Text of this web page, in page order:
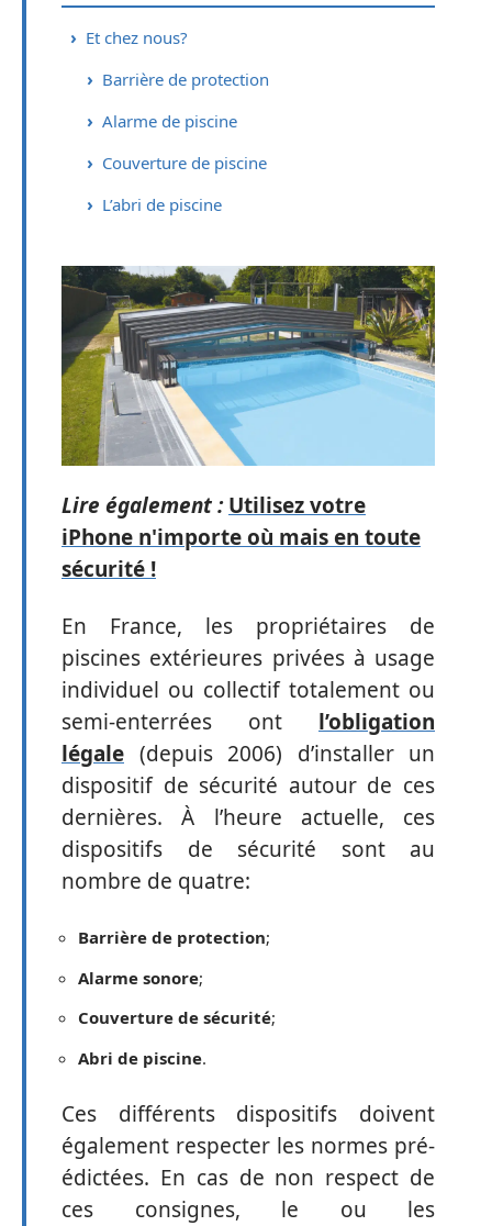
Et chez nous?
Barrière de protection
Alarme de piscine
Couverture de piscine
L’abri de piscine
Lire également : Utilisez votre
iPhone n'importe où mais en toute
sécurité !
En France, les propriétaires de
piscines extérieures privées à usage
individuel ou collectif totalement ou
semi-enterrées ont l’obligation
légale (depuis 2006) d’installer un
dispositif de sécurité autour de ces
dernières. À l’heure actuelle, ces
dispositifs de sécurité sont au
nombre de quatre:
Barrière de protection;
Alarme sonore;
Couverture de sécurité;
Abri de piscine.
Ces différents dispositifs doivent
également respecter les normes pré-
édictées. En cas de non respect de
ces consignes, le ou les